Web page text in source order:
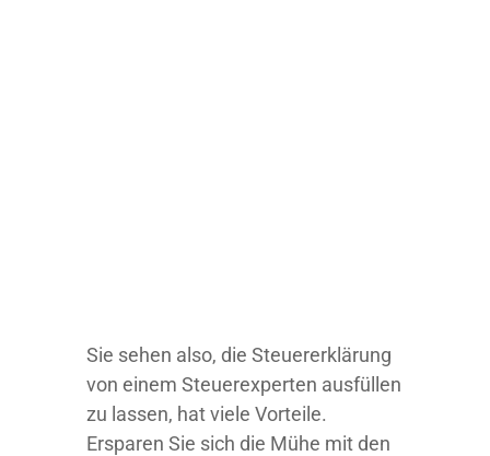
Sie sehen also, die Steuererklärung
von einem Steuerexperten ausfüllen
zu lassen, hat viele Vorteile.
Ersparen Sie sich die Mühe mit den